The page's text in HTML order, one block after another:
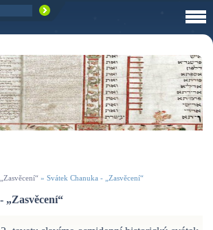
» Svátek Chanuka - „Zasvěcení“
„Zasvěcení“